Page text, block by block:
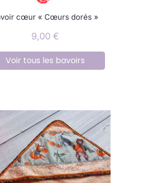
cœur « Cœurs dorés »
9,00 €
Voir tous les bavoirs